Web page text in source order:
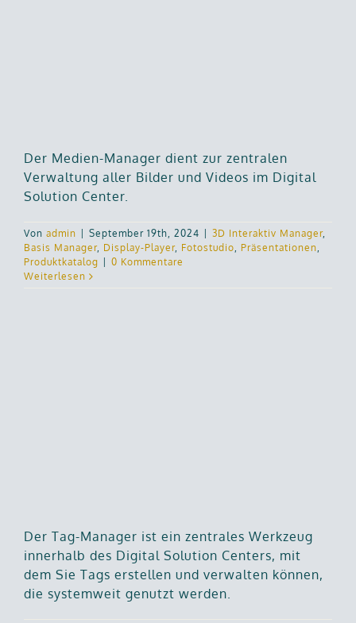
Der Medien-Manager dient zur zentralen
Verwaltung aller Bilder und Videos im Digital
Solution Center.
Von admin September 19th, 2024 3D Interaktiv Manager,
Basis Manager, Display-Player, Fotostudio, Präsentationen,
Produktkatalog
0 Kommentare
Weiterlesen
Der Tag-Manager ist ein zentrales Werkzeug
innerhalb des Digital Solution Centers, mit
dem Sie Tags erstellen und verwalten können,
die systemweit genutzt werden.